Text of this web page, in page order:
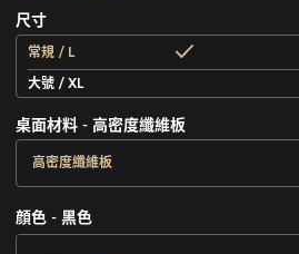
尺寸
常規 / L
大號 / XL
桌面材料 - 高密度纖維板
高密度纖維板
顔色 - 黑色